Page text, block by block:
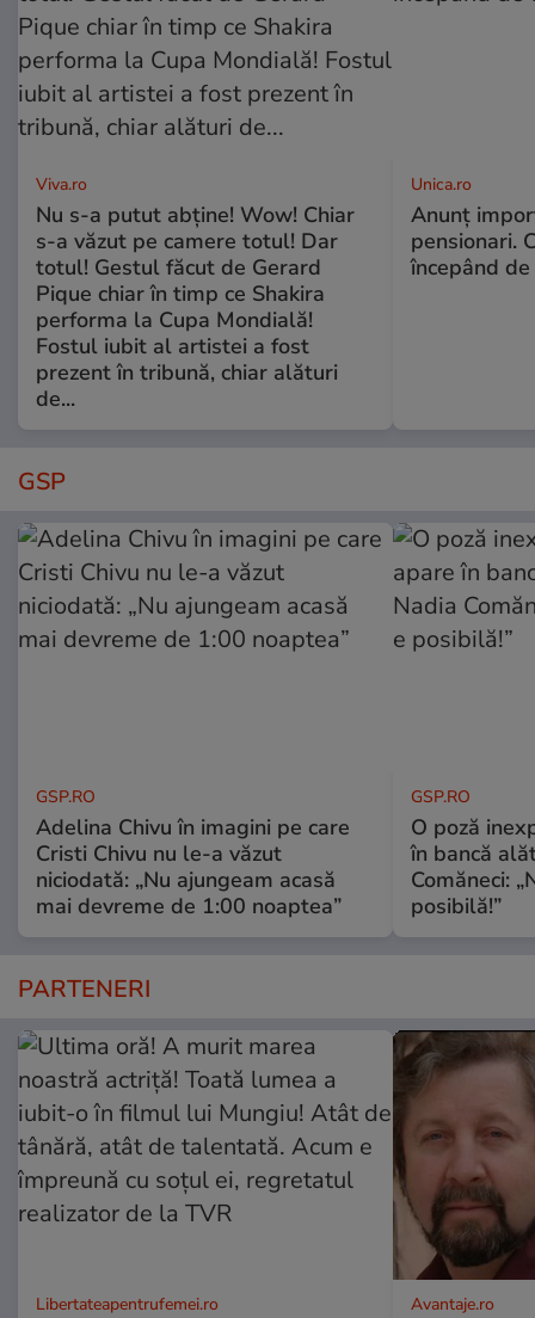
Viva.ro
Nu s-a putut abține! Wow! Chiar
s-a văzut pe camere totul! Dar
totul! Gestul făcut de Gerard
Pique chiar în timp ce Shakira
performa la Cupa Mondială!
Fostul iubit al artistei a fost
prezent în tribună, chiar alături
de...
Unica.ro
Anunț
pensionari.
începând
GSP
GSP.RO
Adelina Chivu în imagini pe care
Cristi Chivu nu le-a văzut
niciodată: „Nu ajungeam acasă
mai devreme de 1:00 noaptea”
GSP.RO
O poză
în bancă
Comăneci:
posibilă!”
PARTENERI
Libertateapentrufemei.ro Avantaje.ro